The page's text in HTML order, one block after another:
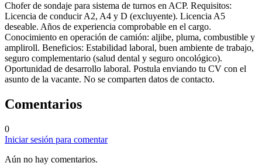
Chofer de sondaje para sistema de turnos en ACP. Requisitos:
Licencia de conducir A2, A4 y D (excluyente). Licencia A5
deseable. Años de experiencia comprobable en el cargo.
Conocimiento en operación de camión: aljibe, pluma, combustible y
ampliroll. Beneficios: Estabilidad laboral, buen ambiente de trabajo,
seguro complementario (salud dental y seguro oncológico).
Oportunidad de desarrollo laboral. Postula enviando tu CV con el
asunto de la vacante. No se comparten datos de contacto.
Comentarios
0
Iniciar sesión para comentar
Aún no hay comentarios.